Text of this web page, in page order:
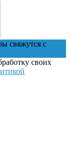
свяжутся с
своих